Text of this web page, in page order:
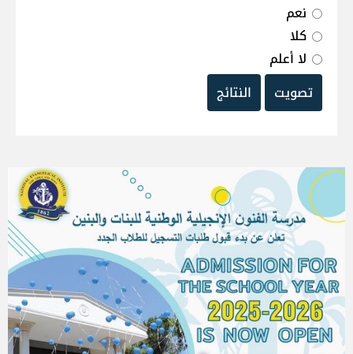
نعم
كلا
لا أعلم
تصويت
النتائج